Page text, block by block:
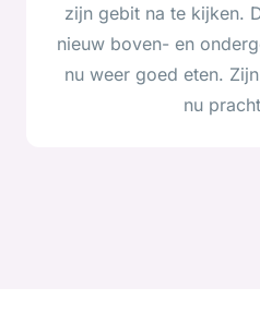
zijn gebit na te kijken.
nieuw boven- en
nu weer goed eten.
nu